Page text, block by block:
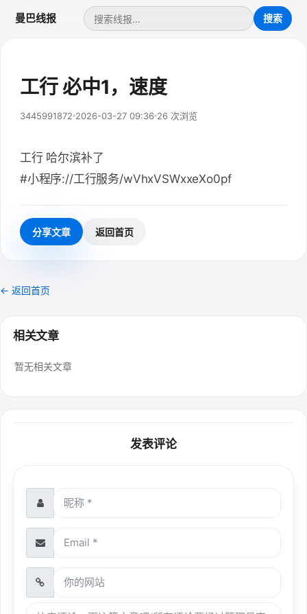
曼巴线报
工行 必中1，速度
3445991872 2026-03-27 09:36 26 次浏览
工行 哈尔滨补了
#小程序://工行服务/wVhxVSWxxeXo0pf
分享文章 返回首页
← 返回首页
相关文章
暂无相关文章
发表评论